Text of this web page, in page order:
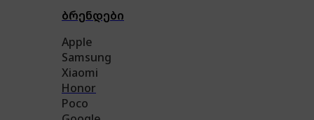
ბრენდები
Apple
Samsung
Xiaomi
Honor
Poco